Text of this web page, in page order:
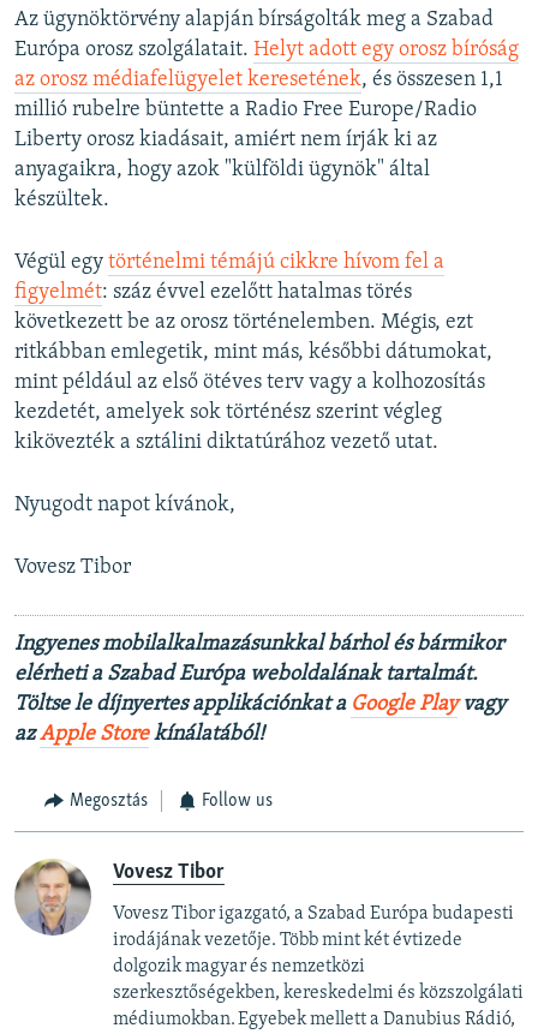
v
i
o
u
s
s
l
d
e
t
s
l
i
d
e
Az ügynöktörvény alapján bírságolták meg a Szabad
Európa orosz szolgálatait. Helyt adott egy orosz bíróság
az orosz médiafelügyelet keresetének, és összesen 1,1
millió rubelre büntette a Radio Free Europe/Radio
Liberty orosz kiadásait, amiért nem írják ki az
anyagaikra, hogy azok "külföldi ügynök" által
készültek.
Végül egy történelmi témájú cikkre hívom fel a
figyelmét: száz évvel ezelőtt hatalmas törés
következett be az orosz történelemben. Mégis, ezt
ritkábban emlegetik, mint más, későbbi dátumokat,
mint például az első ötéves terv vagy a kolhozosítás
kezdetét, amelyek sok történész szerint végleg
kikövezték a sztálini diktatúrához vezető utat.
Nyugodt napot kívánok,
Vovesz Tibor
Ingyenes mobilalkalmazásunkkal bárhol és bármikor
elérheti a Szabad Európa weboldalának tartalmát.
Töltse le díjnyertes applikációnkat a Google Playvagy
azApple Storekínálatából!
Megosztás Follow us
Vovesz Tibor
Vovesz Tibor igazgató, a Szabad Európa budapesti
irodájának vezetője. Több mint két évtizede
dolgozik magyar és nemzetközi
szerkesztőségekben, kereskedelmi és közszolgálati
médiumokban. Egyebek mellett a Danubius Rádió,